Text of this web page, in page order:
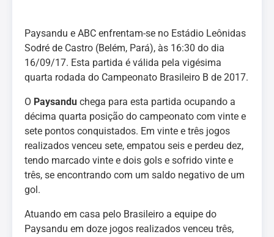
Paysandu e ABC enfrentam-se no Estádio Leônidas
Sodré de Castro (Belém, Pará), às 16:30 do dia
16/09/17. Esta partida é válida pela vigésima
quarta rodada do Campeonato Brasileiro B de 2017.
O Paysandu chega para esta partida ocupando a
décima quarta posição do campeonato com vinte e
sete pontos conquistados. Em vinte e três jogos
realizados venceu sete, empatou seis e perdeu dez,
tendo marcado vinte e dois gols e sofrido vinte e
três, se encontrando com um saldo negativo de um
gol.
Atuando em casa pelo Brasileiro a equipe do
Paysandu em doze jogos realizados venceu três,